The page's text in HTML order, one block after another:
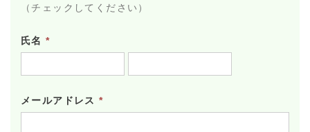
（チェックしてください）
氏名*
メールアドレス*